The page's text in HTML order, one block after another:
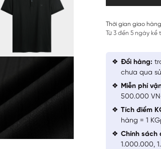
Thời gian giao
Từ 3 đến 5 ngày
Đổi hàng:
chưa qua
Miễn phí
500.000
Tích điểm
hàng = 1
Chính sách
1.000.000,